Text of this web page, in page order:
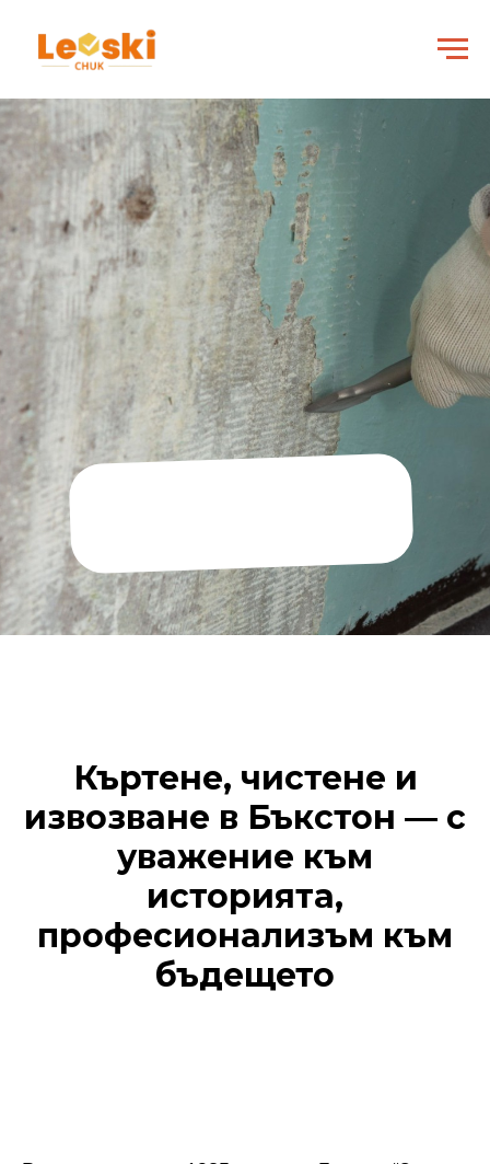
Къртене, чистене и
извозване в Бъкстон — с
уважение към
историята,
професионализъм към
бъдещето